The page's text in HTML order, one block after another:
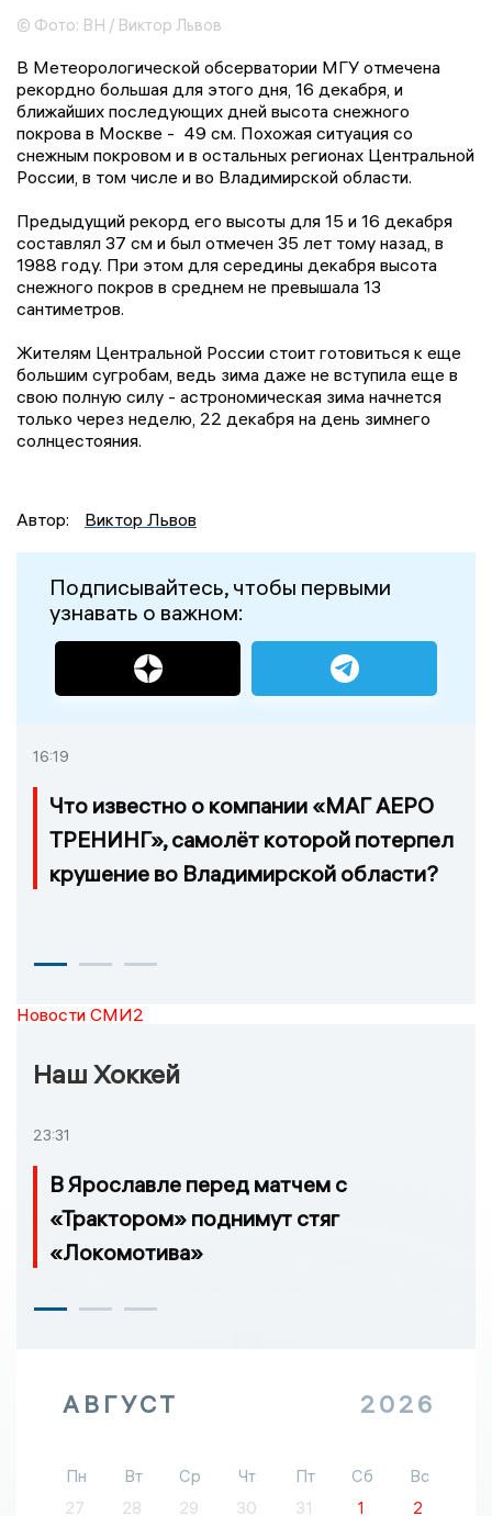
© Фото: ВН / Виктор Львов
В Метеорологической обсерватории МГУ отмечена
рекордно большая для этого дня, 16 декабря, и
ближайших последующих дней высота снежного
покрова в Москве - 49 см. Похожая ситуация со
снежным покровом и в остальных регионах Центральной
России, в том числе и во Владимирской области.
Предыдущий рекорд его высоты для 15 и 16 декабря
составлял 37 см и был отмечен 35 лет тому назад, в
1988 году. При этом для середины декабря высота
снежного покров в среднем не превышала 13
сантиметров.
Жителям Центральной России стоит готовиться к еще
большим сугробам, ведь зима даже не вступила еще в
свою полную силу - астрономическая зима начнется
только через неделю, 22 декабря на день зимнего
солнцестояния.
Автор: Виктор Львов
Подписывайтесь, чтобы первыми
узнавать о важном:
16:19
Что известно о компании «МАГ АЕРО
ТРЕНИНГ», самолёт которой потерпел
крушение во Владимирской области?
Новости СМИ2
Наш Хоккей
23:31
В Ярославле перед матчем с
«Трактором» поднимут стяг
«Локомотива»
АВГУСТ 2026
Пн Вт Ср Чт Пт Сб
Вс
27
28 29 30 31 1 2